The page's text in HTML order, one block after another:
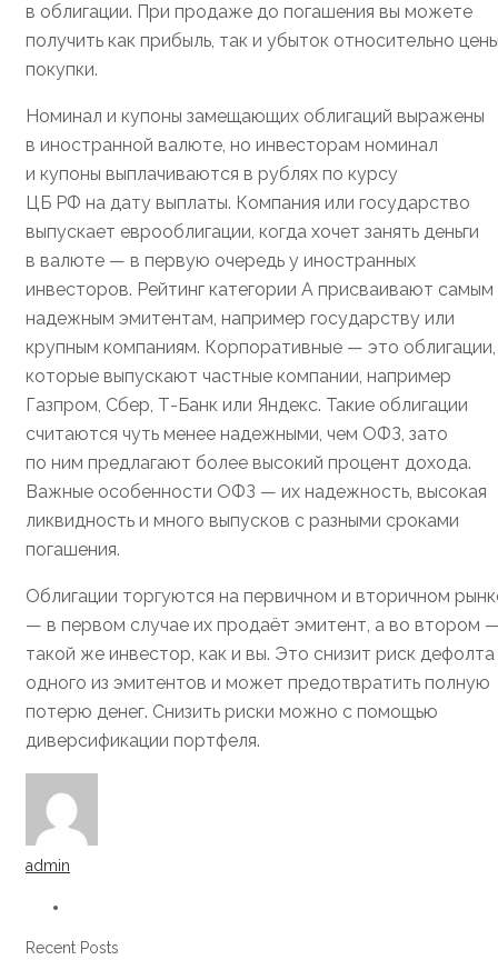
в облигации. При продаже до погашения вы можете
получить как прибыль, так и убыток относительно
покупки.
Номинал и купоны замещающих облигаций выражены
в иностранной валюте, но инвесторам номинал
и купоны выплачиваются в рублях по курсу
ЦБ РФ на дату выплаты. Компания или государство
выпускает еврооблигации, когда хочет занять деньги
в валюте — в первую очередь у иностранных
инвесторов. Рейтинг категории А присваивают самым
надежным эмитентам, например государству или
крупным компаниям. Корпоративные — это облигации,
которые выпускают частные компании, например
Газпром, Сбер, Т⁠-⁠Банк или Яндекс. Такие облигации
считаются чуть менее надежными, чем ОФЗ, зато
по ним предлагают более высокий процент дохода.
Важные особенности ОФЗ — их надежность, высокая
ликвидность и много выпусков с разными сроками
погашения.
Облигации торгуются на первичном и вторичном
— в первом случае их продаёт эмитент, а во втором
такой же инвестор, как и вы. Это снизит риск дефолта
одного из эмитентов и может предотвратить полную
потерю денег. Снизить риски можно с помощью
диверсификации портфеля.
admin
Recent Posts